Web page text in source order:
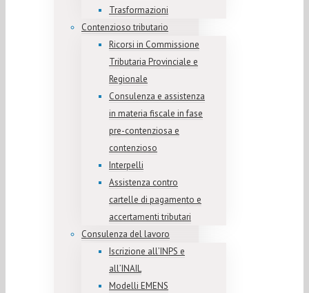
Trasformazioni
Contenzioso tributario
Ricorsi in Commissione
Tributaria Provinciale e
Regionale
Consulenza e assistenza
in materia fiscale in fase
pre-contenziosa e
contenzioso
Interpelli
Assistenza contro
cartelle di pagamento e
accertamenti tributari
Consulenza del lavoro
Iscrizione all’INPS e
all’INAIL
Modelli EMENS